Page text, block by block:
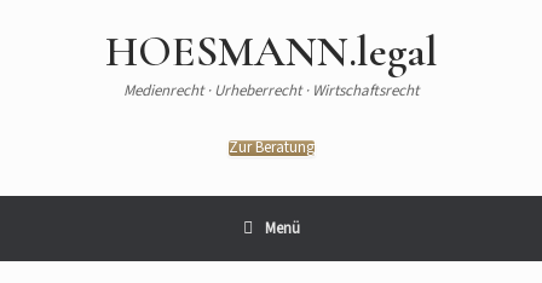
HOESMANN.legal
Medienrecht · Urheberrecht · Wirtschaftsrecht
Zur Beratung
Menü